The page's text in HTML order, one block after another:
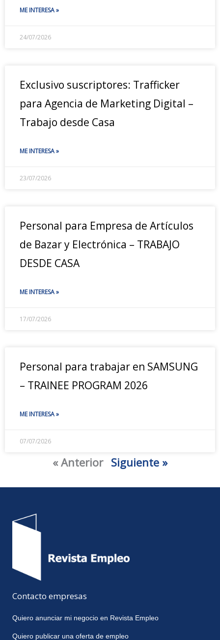
ME INTERESA »
24/07/2026
Exclusivo suscriptores: Trafficker
para Agencia de Marketing Digital –
Trabajo desde Casa
ME INTERESA »
23/07/2026
Personal para Empresa de Artículos
de Bazar y Electrónica – TRABAJO
DESDE CASA
ME INTERESA »
17/07/2026
Personal para trabajar en SAMSUNG
– TRAINEE PROGRAM 2026
ME INTERESA »
07/07/2026
« Anterior Siguiente »
Contacto empresas
Quiero anunciar mi negocio en Revista Empleo
Quiero publicar una oferta de empleo